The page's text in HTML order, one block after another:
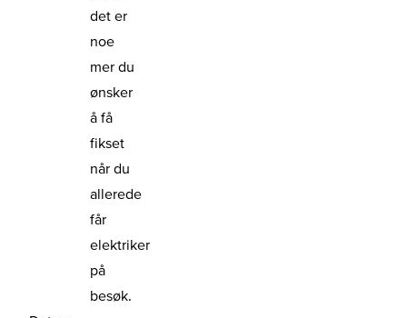
det er
noe
mer du
ønsker
å få
fikset
når du
allerede
får
elektriker
på
besøk.